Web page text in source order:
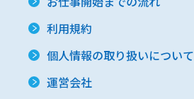
利用規約
個人情報の取り扱いについて
運営会社